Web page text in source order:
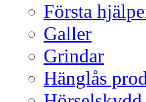
Första
Galler
Grindar
Hänglås